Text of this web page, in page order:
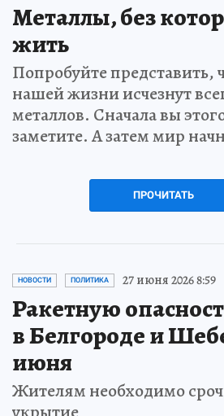
Металлы, без
жить
Попробуйте представить,
нашей жизни исчезнут
металлов. Сначала вы
заметите. А затем мир
ПРОЧИТАТЬ
НОВОСТИ ПОЛИТИКА 27 июня 2026 8:59
Ракетную
в Белгороде и
июня
Жителям необходимо